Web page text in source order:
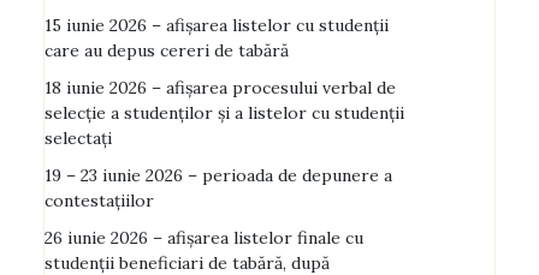
15 iunie 2026 – afişarea listelor cu studenţii
care au depus cereri de tabără
18 iunie 2026 – afişarea procesului verbal de
selecţie a studenţilor şi a listelor cu studenţii
selectaţi
19 – 23 iunie 2026 – perioada de depunere a
contestațiilor
26 iunie 2026 – afişarea listelor finale cu
studenţii beneficiari de tabără, după